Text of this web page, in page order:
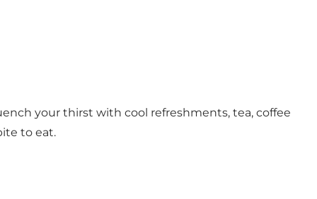
your thirst with cool refreshments, tea, coffee
to eat.